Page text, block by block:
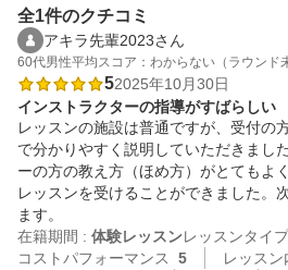
全1件のクチコミ
アキラ先輩2023さん
60代男性平均スコア：わからない（ラウンド
52025年10月30日
インストラクターの指導がすばらしい
レッスンの施設は普通ですが、受付の
で分かりやすく説明していただきまし
ーの方の教え方（ほめ方）がとてもよ
レッスンを受けることができました。
ます。
在籍期間 : 体験レッスンレッスンタイ
コストパフォーマンス
5 レッスン